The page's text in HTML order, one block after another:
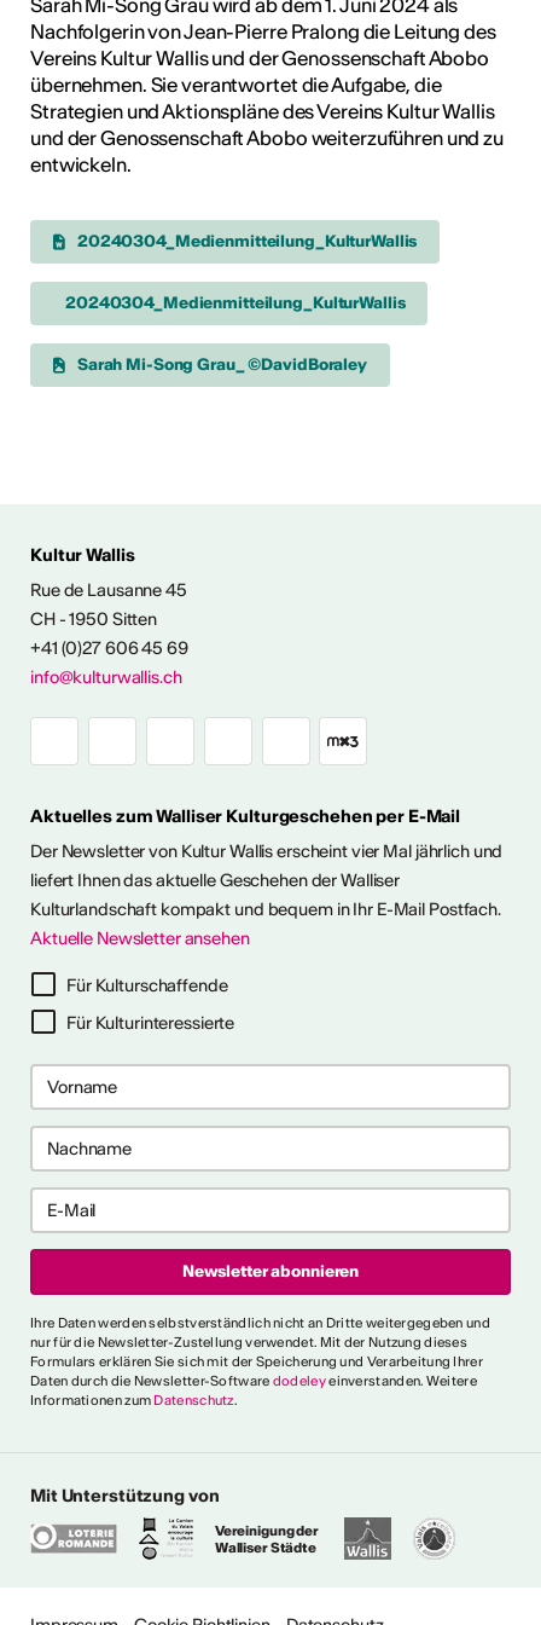
& KONTAKT
abonnieren
2024/2025
Nachfolgerin von Jean-Pierre Pralong die Leitung des
Vereins Kultur Wallis und der Genossenschaft Abobo
übernehmen. Sie verantwortet die Aufgabe, die
Strategien und Aktionspläne des Vereins Kultur Wallis
und der Genossenschaft Abobo weiterzuführen und zu
entwickeln.
20240304_Medienmitteilung_KulturWallis
20240304_Medienmitteilung_KulturWallis
Sarah Mi-Song Grau_ ©DavidBoraley
Kultur Wallis
Rue de Lausanne 45
CH - 1950 Sitten
+41 (0)27 606 45 69
info@kulturwallis.ch
Aktuelles zum Walliser Kulturgeschehen per E-Mail
Der Newsletter von Kultur Wallis erscheint vier Mal jährlich und
liefert Ihnen das aktuelle Geschehen der Walliser
Kulturlandschaft kompakt und bequem in Ihr E-Mail Postfach.
Aktuelle Newsletter ansehen
Für Kulturschaffende
Für Kulturinteressierte
Ihre Daten werden selbstverständlich nicht an Dritte weitergegeben und
nur für die Newsletter-Zustellung verwendet. Mit der Nutzung dieses
Formulars erklären Sie sich mit der Speicherung und Verarbeitung Ihrer
Daten durch die Newsletter-Software dodeleyeinverstanden. Weitere
Informationen zum Datenschutz.
Mit Unterstützung von
Vereinigung der
Walliser Städte